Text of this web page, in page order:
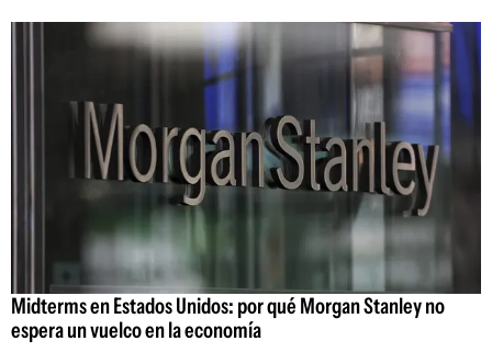
Midterms en Estados Unidos: por qué Morgan Stanley no
espera un vuelco en la economía